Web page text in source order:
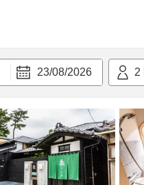
23/08/2026 2